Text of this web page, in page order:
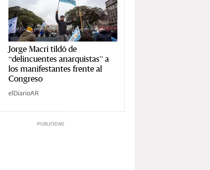
Jorge Macri tildó de
“delincuentes anarquistas” a
los manifestantes frente al
Congreso
elDiarioAR